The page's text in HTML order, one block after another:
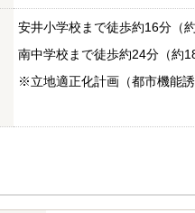
安井小学校まで徒歩約16分（
南中学校まで徒歩約24分（約
※立地適正化計画（都市機能